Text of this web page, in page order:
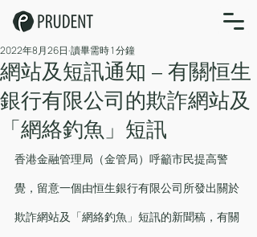
網站及短訊通知 – 有關恒生
銀行有限公司的欺詐網站及
「網絡釣魚」短訊
2022年8月26日 讀畢需時 1 分鐘
香港金融管理局（金管局）呼籲市民提高警
覺，留意一個由恒生銀行有限公司所發出關於
欺詐網站及「網絡釣魚」短訊的新聞稿，有關